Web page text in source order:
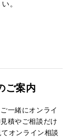
。
ご案内
一緒にオンライ
積やご相談だけ
オンライン相談